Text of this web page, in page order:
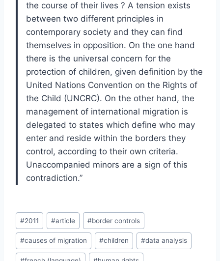
the course of their lives ? A tension exists
between two different principles in
contemporary society and they can find
themselves in opposition. On the one hand
there is the universal concern for the
protection of children, given definition by the
United Nations Convention on the Rights of
the Child (UNCRC). On the other hand, the
management of international migration is
delegated to states which define who may
enter and reside within the borders they
control, according to their own criteria.
Unaccompanied minors are a sign of this
contradiction.”
Post
Tags:
#2011 #article #border controls
#causes of migration #children #data analysis